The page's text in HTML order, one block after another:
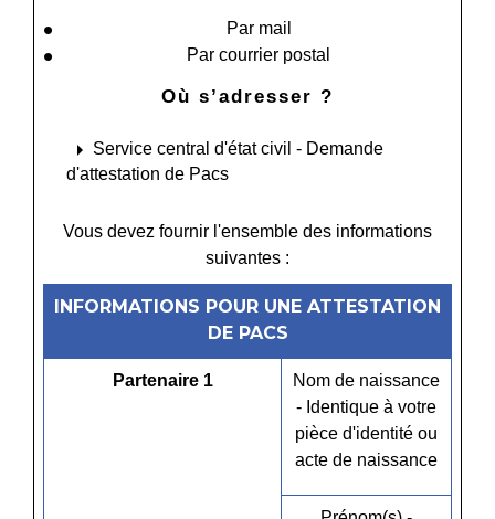
Par mail
Par courrier postal
Où s’adresser ?
arrow_right Service central d'état civil - Demande
d'attestation de Pacs
Vous devez fournir l'ensemble des informations
suivantes :
INFORMATIONS POUR UNE ATTESTATION
DE PACS
Partenaire 1
Nom de naissance
- Identique à votre
pièce d'identité ou
acte de naissance